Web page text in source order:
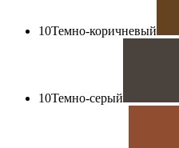
10Темно-коричневый
10Темно-серый